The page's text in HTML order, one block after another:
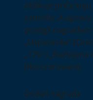
oblikuje priča
zamislio. A
postigli nagrađeni
„Uspavanka“
„175“ i „Razbijena
(Rozczarowani).
Dodeli nagrada